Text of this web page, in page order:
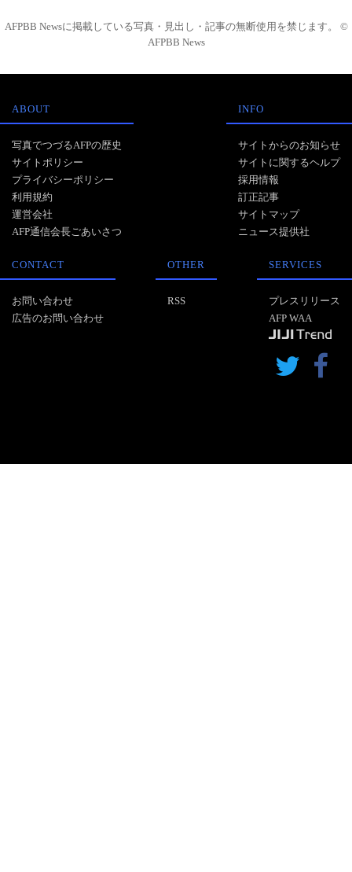
AFPBB Newsに掲載している写真・見出し・記事の無断使用を禁じます。 ©
AFPBB News
ABOUT
写真でつづるAFPの歴史
サイトポリシー
プライバシーポリシー
利用規約
運営会社
AFP通信会長ごあいさつ
INFO
サイトからのお知らせ
サイトに関するヘルプ
採用情報
訂正記事
サイトマップ
ニュース提供社
CONTACT
お問い合わせ
広告のお問い合わせ
OTHER
RSS
SERVICES
プレスリリース
AFP WAA